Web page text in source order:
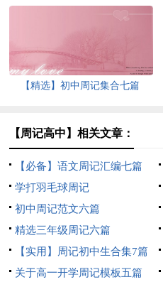
【精选】初中周记集合七篇
【周记高中】相关文章：
【必备】语文周记汇编七篇
学打羽毛球周记
初中周记范文六篇
精选三年级周记六篇
【实用】周记初中生合集7篇
关于高一开学周记模板五篇